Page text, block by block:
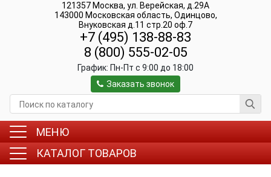
121357 Москва, ул. Верейская, д.29А
143000 Московская область, Одинцово,
Внуковская д.11 стр.20 оф.7
+7 (495) 138-88-83
8 (800) 555-02-05
График: Пн-Пт c 9:00 до 18:00
Заказать звонок
МЕНЮ
КАТАЛОГ ТОВАРОВ